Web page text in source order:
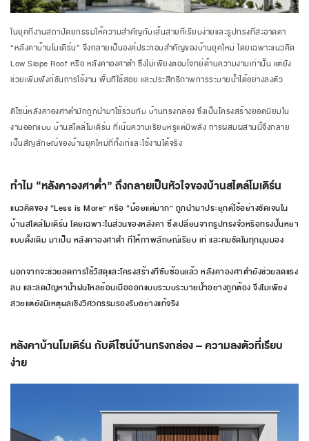
ในยุคที่งานสถาปัตยกรรมให้ความสำคัญกับเส้นสายที่เรียบง่ายและรูปทรงที่สะอาดตา
“หลังคาบ้านโมเดิร์น” จึงกลายเป็นองค์ประกอบสำคัญของบ้านยุคใหม่ โดยเฉพาะแนวคิด
Low Slope Roof หรือ หลังคาองศาต่ำ ซึ่งไม่เพียงตอบโจทย์ด้านความงามเท่านั้น แต่ยัง
ช่วยเพิ่มฟังก์ชันการใช้งาน พื้นที่ใช้สอย และประสิทธิภาพการระบายน้ำได้อย่างลงตัว
ดีไซน์หลังคาองศาต่ำมักถูกนำมาใช้ร่วมกับ บ้านทรงกล่อง ซึ่งเป็นโครงสร้างยอดนิยมใน
งานออกแบบ บ้านสไตล์โมเดิร์น ที่เน้นความเรียบหรูแต่มีพลัง การผสมผสานนี้จึงกลาย
เป็นสัญลักษณ์ของบ้านยุคใหม่ที่ทั้งเท่และใช้งานได้จริง
ทำไม “หลังคาองศาต่ำ” ถึงกลายเป็นหัวใจของบ้านสไตล์โมเดิร์น
แนวคิดของ “Less is More” หรือ “น้อยแต่มาก” ถูกนำมาประยุกต์ใช้อย่างชัดเจนใน
บ้านสไตล์โมเดิร์น โดยเฉพาะในส่วนของหลังคา ซึ่งเปลี่ยนจากรูปทรงจั่วหรือทรงปั้นหยา
แบบดั้งเดิม มาเป็น หลังคาองศาต่ำ ที่ให้ภาพลักษณ์เรียบ เท่ และคมชัดในทุกมุมมอง
นอกจากจะช่วยลดการใช้วัสดุและโครงสร้างที่ซับซ้อนแล้ว หลังคาองศาต่ำยังช่วยลดแรง
ลม และลดปัญหาน้ำฝนไหลย้อนเมื่อออกแบบระบบระบายน้ำอย่างถูกต้อง จึงไม่เพียง
สวยแต่ยังมีเหตุผลเชิงวิศวกรรมรองรับอย่างแท้จริง
หลังคาบ้านโมเดิร์น กับดีไซน์บ้านทรงกล่อง – ความลงตัวที่เรียบ
ง่าย